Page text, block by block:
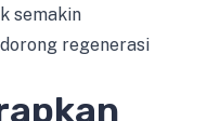
semakin
regenerasi